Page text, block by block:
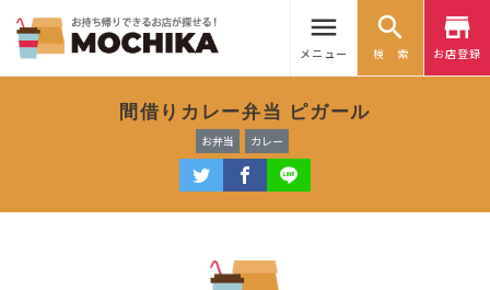
menu
メニュー
search
検 索
store
お店登録
間借りカレー弁当 ピガール
お弁当 カレー